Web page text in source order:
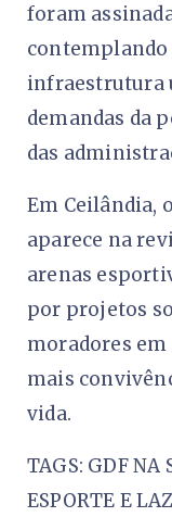
foram
contemplando
infraestrutura
demandas da
das
Em Ceilândia,
aparece na
arenas
por projetos
moradores
mais
vida.
TAGS: GDF NA
ESPORTE E